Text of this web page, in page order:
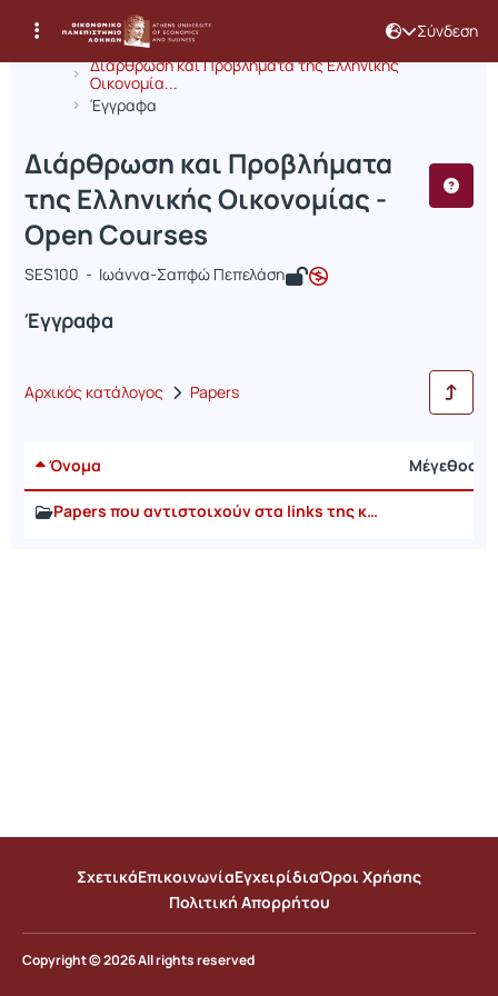
Σύνδεση
Αρχική Σελίδα
Διάρθρωση και Προβλήματα της Ελληνικής
Οικονομία...
Έγγραφα
Μάθημα : Διάρθρωση και
Κωδικός : OIK299
Διάρθρωση και Προβλήματα
της Ελληνικής Οικονομίας -
Open Courses
SES100 - Ιωάννα-Σαπφώ Πεπελάση
Έγγραφα
Αρχικός κατάλογος Papers
Όνομα Μέγεθος
Papers που αντιστοιχούν στα links της κατηγορίας "Σύνδεσμοι"
ΣχετικάΕπικοινωνίαΕγχειρίδιαΌροι Χρήσης
Πολιτική Απορρήτου
Copyright © 2026 All rights reserved